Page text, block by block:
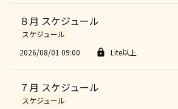
８月 スケジュール
スケジュール
2026/08/01 09:00
Lite以上
７月 スケジュール
スケジュール